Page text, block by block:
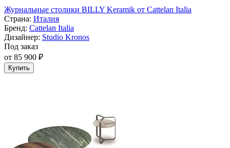
Журнальные столики BILLY Keramik от Cattelan Italia
Страна: Италия
Бренд: Cattelan Italia
Дизайнер: Studio Kronos
Под заказ
от 85 900 ₽
Купить